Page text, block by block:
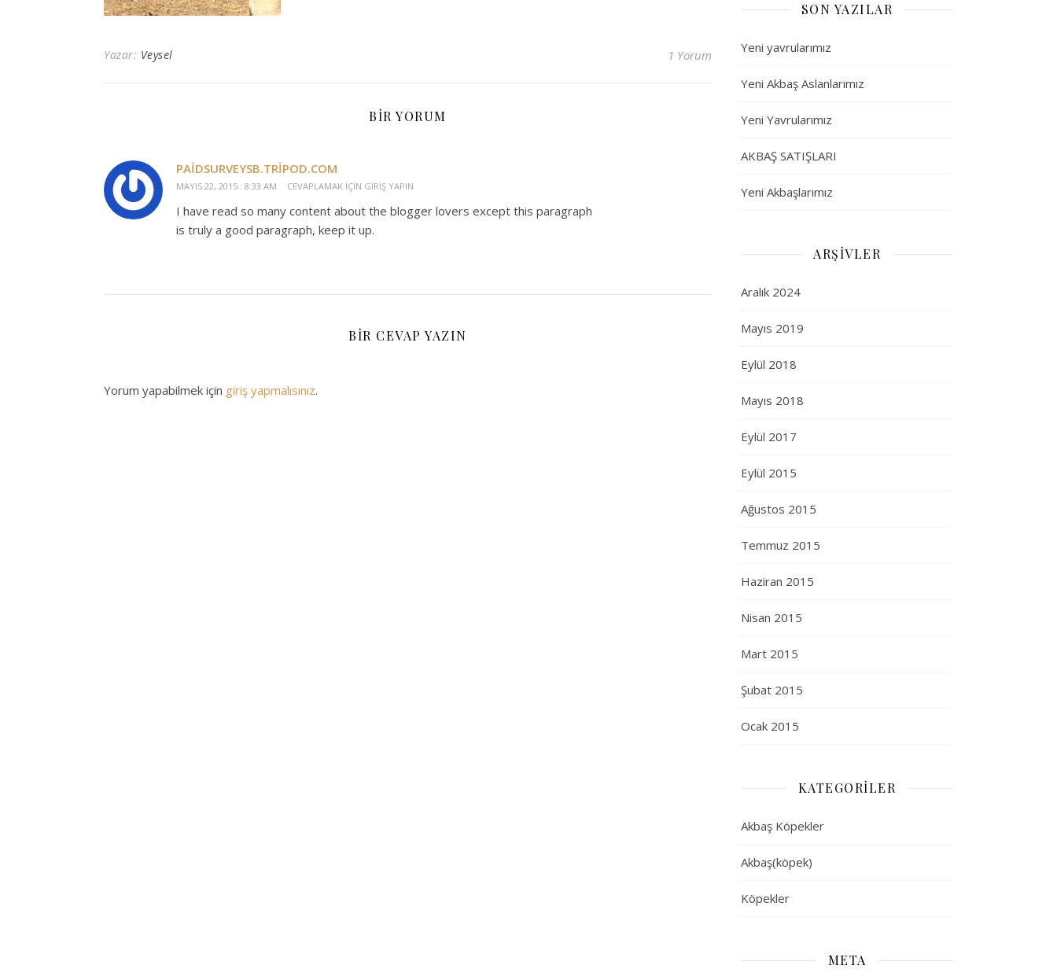
Yazar: Veysel 1 Yorum
BIR YORUM
PAIDSURVEYSB.TRIPOD.COM
MAYIS 22, 2015 : 8:33 AM CEVAPLAMAK IÇIN GIRIŞ YAPIN
I have read so many content about the blogger lovers except this paragraph
is truly a good paragraph, keep it up.
BIR CEVAP YAZIN
Yorum yapabilmek için giriş yapmalısınız.
SON YAZILAR
Yeni yavrularımız
Yeni Akbaş Aslanlarımız
Yeni Yavrularımız
AKBAŞ SATIŞLARI
Yeni Akbaşlarımız
ARŞIVLER
Aralık 2024
Mayıs 2019
Eylül 2018
Mayıs 2018
Eylül 2017
Eylül 2015
Ağustos 2015
Temmuz 2015
Haziran 2015
Nisan 2015
Mart 2015
Şubat 2015
Ocak 2015
KATEGORILER
Akbaş Köpekler
Akbaş(köpek)
Köpekler
META